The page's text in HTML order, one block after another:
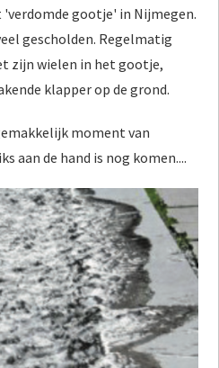
gootje' in Nijmegen.
gescholden. Regelmatig
zijn wielen in het gootje,
klapper op de grond.
moment van
aan de hand is nog komen....